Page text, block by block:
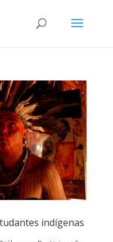
indígenas